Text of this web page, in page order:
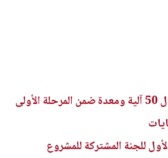
أمانة عمّان: إدخال 50 آلية ومعدة ضمن المرحلة الأولى
للجنة المشتركة للمشروع